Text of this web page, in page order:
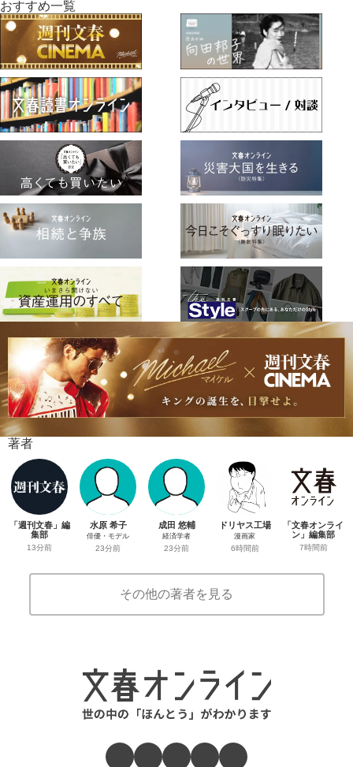
おすすめ一覧
著者
「週刊文春」編
集部
13分前
水原 希子
俳優・モデル
23分前
成田 悠輔
経済学者
23分前
ドリヤス工場
漫画家
6時間前
「文春オンライ
ン」編集部
7時間前
その他の著者を見る